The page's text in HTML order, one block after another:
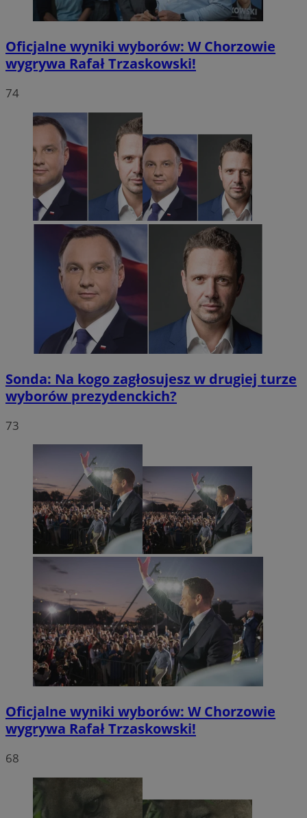
Oficjalne wyniki wyborów: W Chorzowie
wygrywa Rafał Trzaskowski!
74
Sonda: Na kogo zagłosujesz w drugiej turze
wyborów prezydenckich?
73
Oficjalne wyniki wyborów: W Chorzowie
wygrywa Rafał Trzaskowski!
68